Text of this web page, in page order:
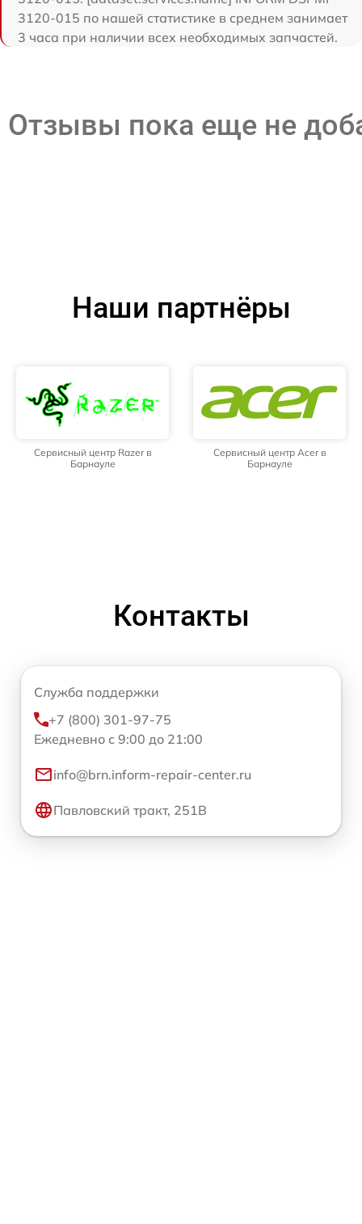
3120-015 по нашей статистике в среднем занимает
3 часа при наличии всех необходимых запчастей.
Отзывы пока еще не
Наши партнёры
Сервисный центр Razer в
Барнауле
Сервисный центр Acer в
Барнауле
Контакты
Служба поддержки
+7 (800) 301-97-75
Ежедневно с 9:00 до 21:00
info@brn.inform-repair-center.ru
Павловский тракт, 251В